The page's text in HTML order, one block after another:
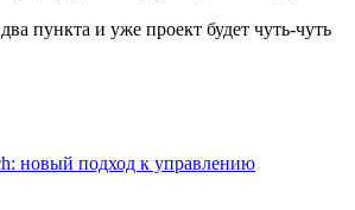
пункта и уже проект будет чуть-чуть
новый подход к управлению